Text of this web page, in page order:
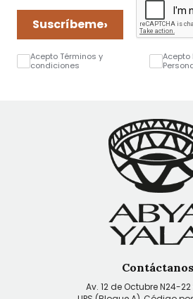
Suscríbeme›
Acepto Términos y
condiciones
Contáctanos
Av. 12 de Octubre N24-